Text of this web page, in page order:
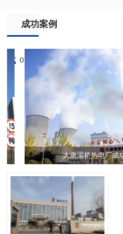
029-88625368
成功案例
大唐灞桥热电厂成功案例